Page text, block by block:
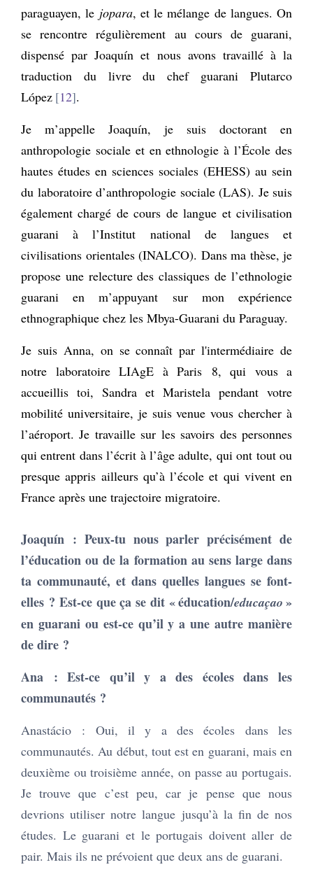
paraguayen, le jopara, et le mélange de langues. On
se rencontre régulièrement au cours de guarani,
dispensé par Joaquín et nous avons travaillé à la
traduction du livre du chef guarani Plutarco
López 12 .
Je m’appelle Joaquín, je suis doctorant en
anthropologie sociale et en ethnologie à l’École des
hautes études en sciences sociales (EHESS) au sein
du laboratoire d’anthropologie sociale (LAS). Je suis
également chargé de cours de langue et civilisation
guarani à l’Institut national de langues et
civilisations orientales (INALCO). Dans ma thèse, je
propose une relecture des classiques de l’ethnologie
guarani en m’appuyant sur mon expérience
ethnographique chez les Mbya-Guarani du Paraguay.
Je suis Anna, on se connaît par l'intermédiaire de
notre laboratoire LIAgE à Paris 8, qui vous a
accueillis toi, Sandra et Maristela pendant votre
mobilité universitaire, je suis venue vous chercher à
l’aéroport. Je travaille sur les savoirs des personnes
qui entrent dans l’écrit à l’âge adulte, qui ont tout ou
presque appris ailleurs qu’à l’école et qui vivent en
France après une trajectoire migratoire.
Joaquín : Peux-tu nous parler précisément de
l’éducation ou de la formation au sens large dans
ta communauté, et dans quelles langues se font-
elles ? Est-ce que ça se dit « éducation/educaçao »
en guarani ou est-ce qu’il y a une autre manière
de dire ?
Ana : Est-ce qu’il y a des écoles dans les
communautés ?
Anastácio : Oui, il y a des écoles dans les
communautés. Au début, tout est en guarani, mais en
deuxième ou troisième année, on passe au portugais.
Je trouve que c’est peu, car je pense que nous
devrions utiliser notre langue jusqu’à la fin de nos
études. Le guarani et le portugais doivent aller de
pair. Mais ils ne prévoient que deux ans de guarani.